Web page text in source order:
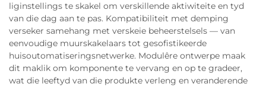
liginstellings te skakel om verskillende aktiwiteite en tyd
van die dag aan te pas. Kompatibiliteit met demping
verseker samehang met verskeie beheerstelsels — van
eenvoudige muurskakelaars tot gesofistikeerde
huisoutomatiseringsnetwerke. Modulêre ontwerpe maak
dit maklik om komponente te vervang en op te gradeer,
wat die leeftyd van die produkte verleng en veranderende